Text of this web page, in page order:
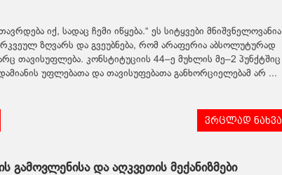
იქ, სადაც ჩემი იწყება.“ ეს სიტყვები მნიშვნელოვანია
ზღვარს და გვეუბნება, რომ არაფერია აბსოლუტურად
თავისუფლება. კონსტიტუციის 44–ე მუხლის მე–2 პუნქტშიც
უფლებათა და თავისუფებათა განხორციელებამ არ ...
ვრცლად ნახვა
გამოვლენისა და აღკვეთის მექანიზმები